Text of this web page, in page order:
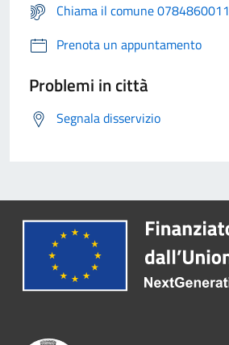
Chiama il comune 0784860011
Prenota un appuntamento
Problemi in città
Segnala disservizio